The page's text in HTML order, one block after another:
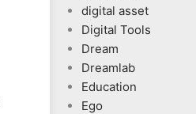
digital asset
Digital Tools
Dream
Dreamlab
Education
Ego